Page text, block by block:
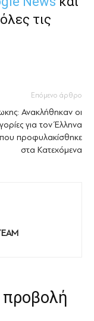
τις
Επόμενο άρθρο
Ανακλήθηκαν οι
για τον Έλληνα
προφυλακίσθηκε
στα Κατεχόμενα
προβολή